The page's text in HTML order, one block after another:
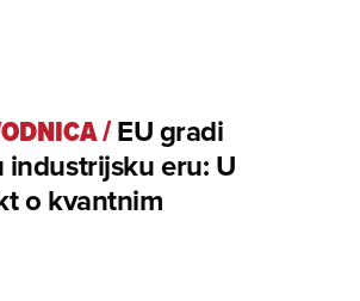
/EU gradi
eru: U
o kvantnim